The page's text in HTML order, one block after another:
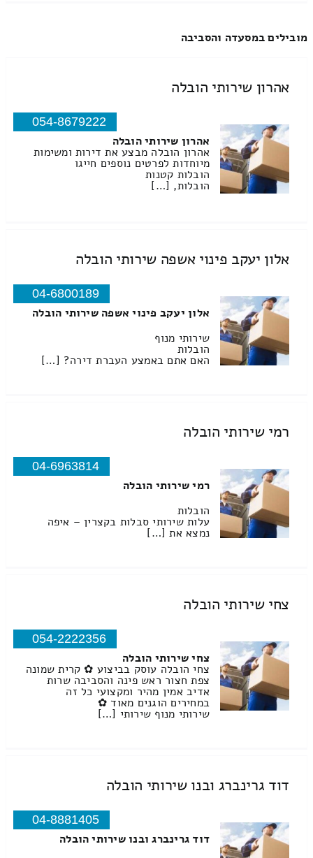
מובילים במסעדה והסביבה
אהרון שירותי הובלה
054-8679222
אהרון שירותי הובלה
אהרון הובלה מבצע את דירות ומשימות
מיוחדות לפרטים נוספים חייגו
הובלות קטנות
הובלות, […]
אלון יעקב פינוי אשפה שירותי הובלה
04-6800189
אלון יעקב פינוי אשפה שירותי הובלה
שירותי מנוף
הובלות
האם אתם באמצע העברת דירה? […]
רמי שירותי הובלה
04-6963814
רמי שירותי הובלה
הובלות
עלות שירותי סבלות בקצרין – איפה
נמצא את […]
צחי שירותי הובלה
054-2222356
צחי שירותי הובלה
צחי הובלה עוסק בביצוע ✿ קרית שמונה
צפת חצור ראש פינה והסביבה שרות
אדיב אמין מהיר ומקצועי כל זה
במחירים הוגנים מאוד ✿
שירותי מנוף שירותי […]
דוד גרינברג ובנו שירותי הובלה
04-8881405
דוד גרינברג ובנו שירותי הובלה